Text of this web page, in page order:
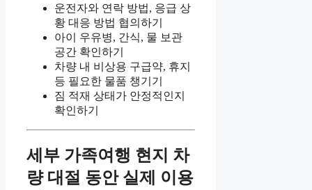
운전자와 연락 방법, 응급 상
황 대응 방법 협의하기
아이 우유병, 간식, 물 보관
공간 확인하기
차량 내 비상용 구급약, 휴지
등 필요한 물품 챙기기
짐 적재 상태가 안정적인지
확인하기
세부 가족여행 현지 차
량 대절 동안 실제 이용